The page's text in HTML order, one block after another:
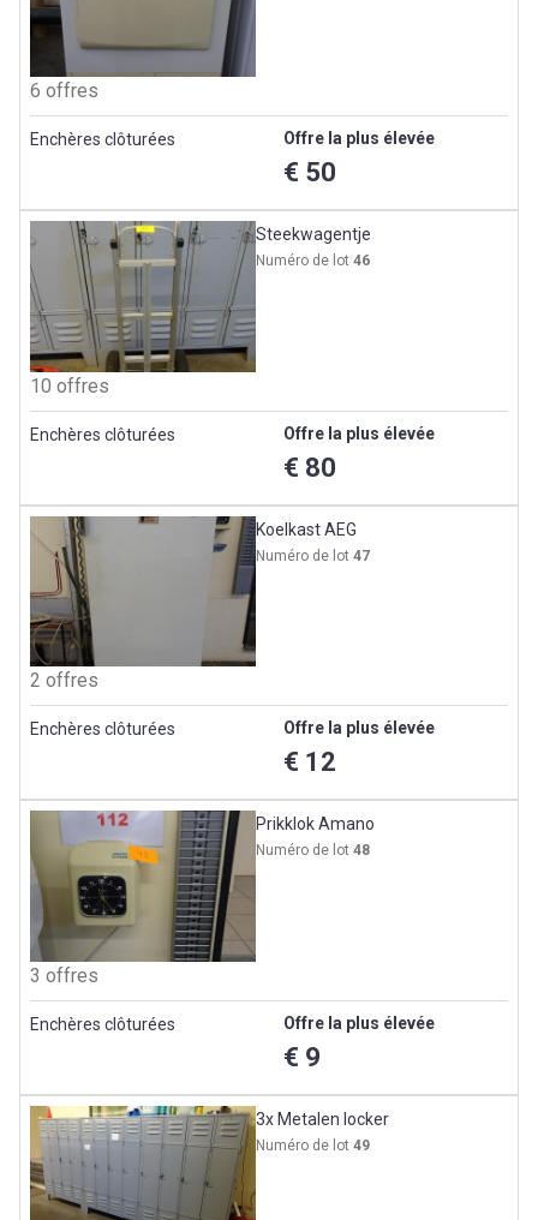
6 offres
Enchères clôturées Offre la plus élevée
€ 50
Steekwagentje
Numéro de lot46
10 offres
Enchères clôturées Offre la plus élevée
€ 80
Koelkast AEG
Numéro de lot47
2 offres
Enchères clôturées Offre la plus élevée
€ 12
Prikklok Amano
Numéro de lot48
3 offres
Enchères clôturées Offre la plus élevée
€ 9
3x Metalen locker
Numéro de lot49